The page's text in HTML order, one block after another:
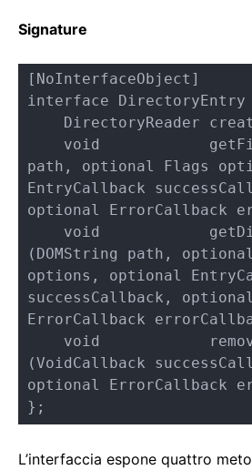
Signature
[NoInterfaceObject]
interface
path, optional Flags
EntryCallback
optional ErrorCallback
(DOMString path,
options, optional
successCallback, optional
ErrorCallback
(VoidCallback
optional ErrorCallback
};
L’interfaccia espone quattro